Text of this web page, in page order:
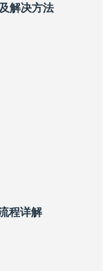
解决方法
程详解